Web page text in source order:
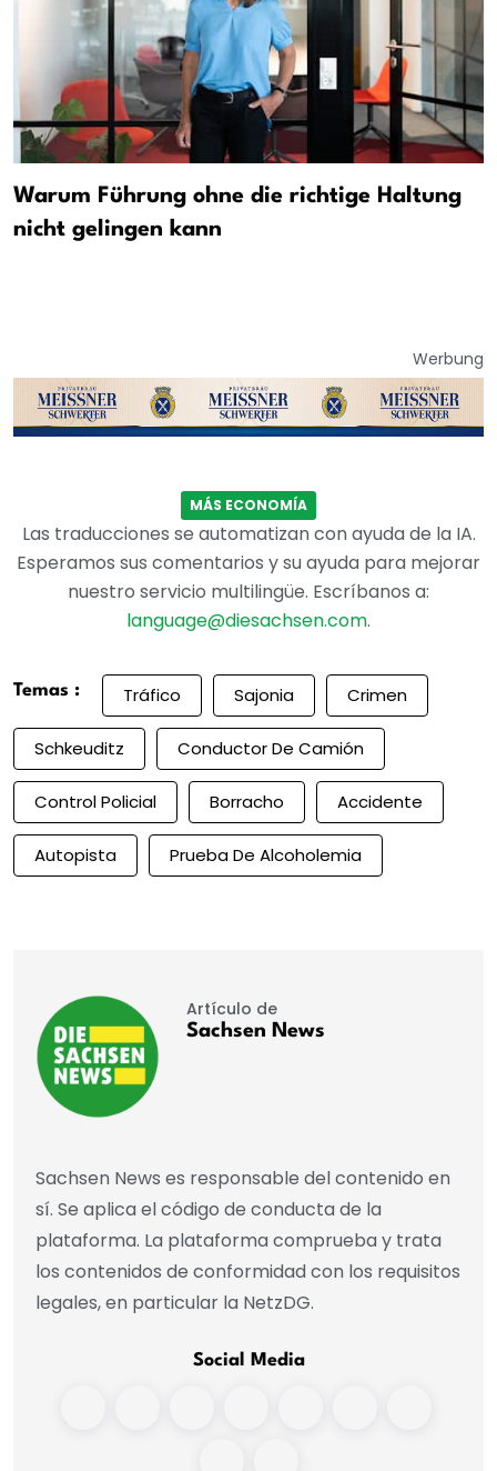
Warum Führung ohne die richtige Haltung
nicht gelingen kann
Werbung
MÁS ECONOMÍA
Las traducciones se automatizan con ayuda de la IA.
Esperamos sus comentarios y su ayuda para mejorar
nuestro servicio multilingüe. Escríbanos a:
language@diesachsen.com.
Temas : Tráfico Sajonia Crimen
Schkeuditz Conductor De Camión
Control Policial Borracho Accidente
Autopista Prueba De Alcoholemia
Artículo de
Sachsen News
Sachsen News es responsable del contenido en
sí. Se aplica el código de conducta de la
plataforma. La plataforma comprueba y trata
los contenidos de conformidad con los requisitos
legales, en particular la NetzDG.
Social Media